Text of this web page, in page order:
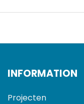
INFORMATION
Projecten